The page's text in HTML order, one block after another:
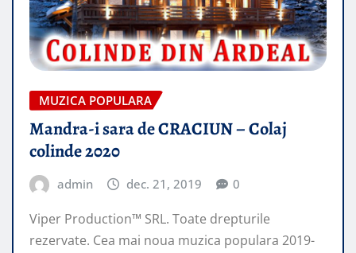
MUZICA POPULARA
Mandra-i sara de CRACIUN – Colaj
colinde 2020
admin dec. 21, 2019 0
Viper Production™ SRL. Toate drepturile
rezervate. Cea mai noua muzica populara 2019-